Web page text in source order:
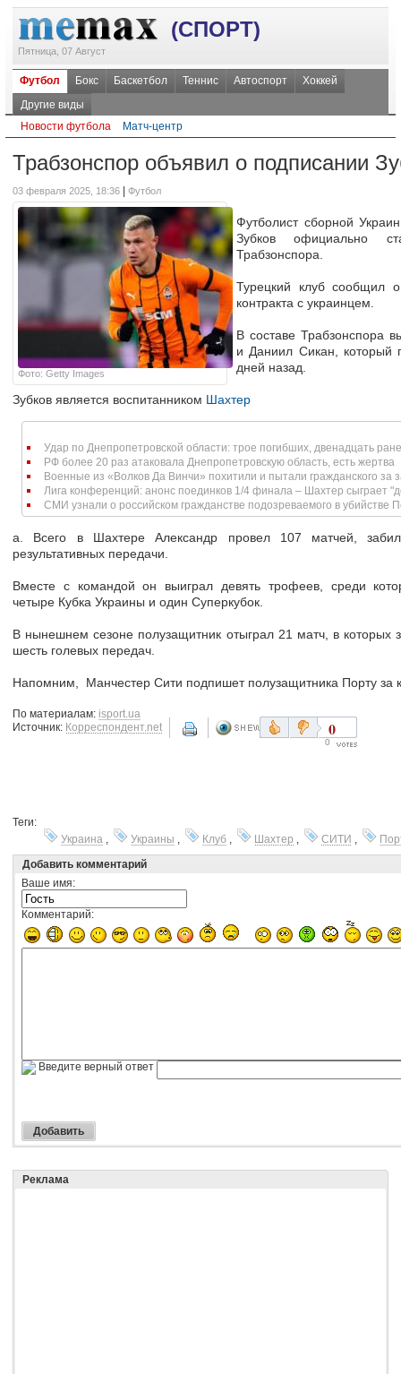
(СПОРТ)
Пятница, 07 Август
Футбол Бокс Баскетбол Теннис Автоспорт
Хоккей
Другие виды
Новости футбола
Матч-центр
Трабзонспор объявил о подписании
03 февраля 2025, 18:36 Футбол
Фото: Getty Images
Футболист сборной
Зубков официально
Трабзонспора.
Турецкий клуб сообщил
контракта с украинцем.
В составе Трабзонспора
и Даниил Сикан, который
дней назад.
Зубков является воспитанником Шахтер
Удар по Днепропетровской области: трое погибших, двенадцать
РФ более 20 раз атаковала Днепропетровскую область, есть жертва
Военные из «Волков Да Винчи» похитили и пытали гражданского за
Лига конференций: анонс поединков 1/4 финала – Шахтер сыграет
СМИ узнали о российском гражданстве подозреваемого в убийстве
а. Всего в Шахтере Александр провел 107 матчей,
результативных передачи.
Вместе с командой он выиграл девять трофеев, среди
четыре Кубка Украины и один Суперкубок.
В нынешнем сезоне полузащитник отыграл 21 матч, в которых
шесть голевых передач.
Напомним, Манчестер Сити подпишет полузащитника Порту за
По материалам: isport.ua
Источник: Корреспондент.net 0
0
Теги:
Украина , Украины , Клуб , Шахтер , СИТИ ,
Добавить комментарий
Ваше имя:
Комментарий:
Введите верный ответ
Реклама